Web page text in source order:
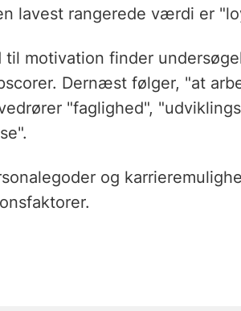
lavest rangerede værdi er
til motivation finder
Dernæst følger, "at
"faglighed",
og